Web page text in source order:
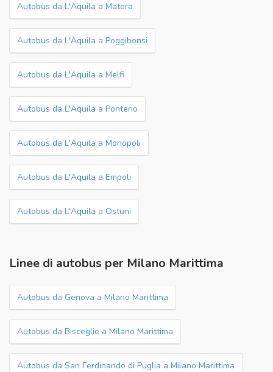
Autobus da L'Aquila a Matera
Autobus da L'Aquila a Poggibonsi
Autobus da L'Aquila a Melfi
Autobus da L'Aquila a Ponterio
Autobus da L'Aquila a Monopoli
Autobus da L'Aquila a Empoli
Autobus da L'Aquila a Ostuni
Linee di autobus per Milano Marittima
Autobus da Genova a Milano Marittima
Autobus da Bisceglie a Milano Marittima
Autobus da San Ferdinando di Puglia a Milano Marittima